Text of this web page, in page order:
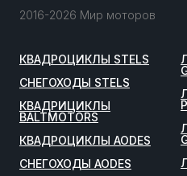
2016-2026 Мир моторов
КВАДРОЦИКЛЫ STELS
СНЕГОХОДЫ STELS
КВАДРИЦИКЛЫ
BALTMOTORS
КВАДРОЦИКЛЫ AODES
СНЕГОХОДЫ AODES